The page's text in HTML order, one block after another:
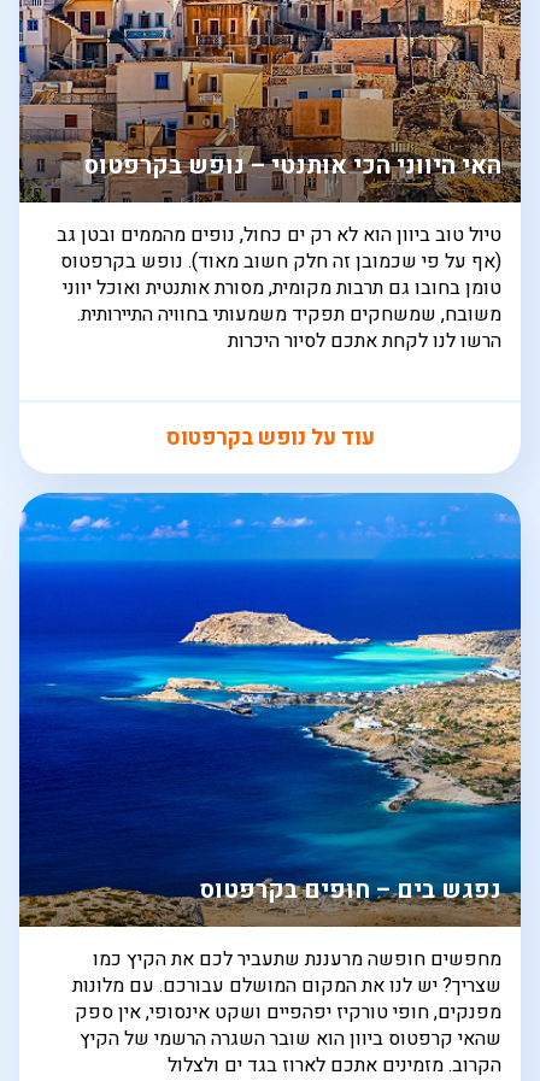
האי היווני הכי אותנטי – נופש בקרפטוס
טיול טוב ביוון הוא לא רק ים כחול, נופים מהממים ובטן גב
(אף על פי שכמובן זה חלק חשוב מאוד). נופש בקרפטוס
טומן בחובו גם תרבות מקומית, מסורת אותנטית ואוכל יווני
משובח, שמשחקים תפקיד משמעותי בחוויה התיירותית.
הרשו לנו לקחת אתכם לסיור היכרות
עוד על נופש בקרפטוס
נפגש בים – חופים בקרפטוס
מחפשים חופשה מרעננת שתעביר לכם את הקיץ כמו
שצריך? יש לנו את המקום המושלם עבורכם. עם מלונות
מפנקים, חופי טורקיז יפהפיים ושקט אינסופי, אין ספק
שהאי קרפטוס ביוון הוא שובר השגרה הרשמי של הקיץ
הקרוב. מזמינים אתכם לארוז בגד ים ולצלול